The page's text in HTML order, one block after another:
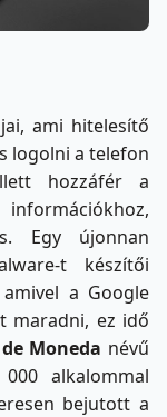
ami hitelesítő
logolni a telefon
hozzáfér a
Egy újonnan
t készítői
a Google
maradni, ez idő
Moneda névű
alkalommal
bejutott a